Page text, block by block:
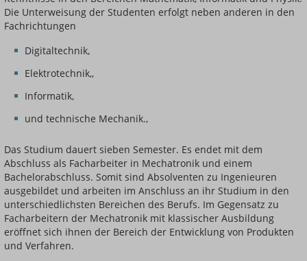
Die Unterweisung der Studenten erfolgt neben anderen in den
Fachrichtungen
Digitaltechnik,
Elektrotechnik,,
Informatik,
und technische Mechanik.,
Das Studium dauert sieben Semester. Es endet mit dem
Abschluss als Facharbeiter in Mechatronik und einem
Bachelorabschluss. Somit sind Absolventen zu Ingenieuren
ausgebildet und arbeiten im Anschluss an ihr Studium in den
unterschiedlichsten Bereichen des Berufs. Im Gegensatz zu
Facharbeitern der Mechatronik mit klassischer Ausbildung
eröffnet sich ihnen der Bereich der Entwicklung von Produkten
und Verfahren.